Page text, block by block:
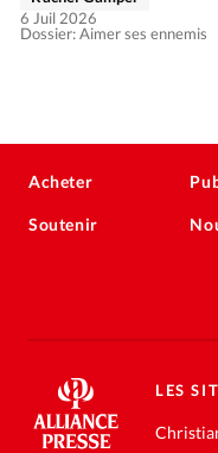
Dossier: Aimer ses ennemis
6 Juil 2026
Acheter
Soutenir
LES